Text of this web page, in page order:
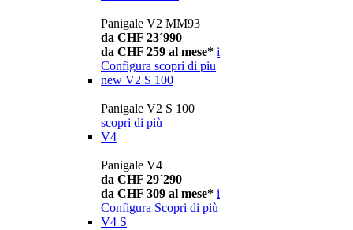
Panigale V2 MM93
da CHF 23´990
da CHF 259 al mese* i
Configura scopri di piu
new V2 S 100
Panigale V2 S 100
scopri di più
V4
Panigale V4
da CHF 29´290
da CHF 309 al mese* i
Configura Scopri di più
V4 S